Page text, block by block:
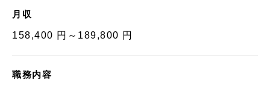
月収
158,400 円～189,800 円
職務内容